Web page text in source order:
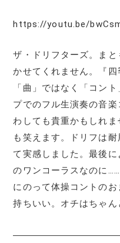
https://youtu.be/
ザ・ドリフターズ。ま
かせてくれません。『
「曲」ではなく「コン
プでのフル生演奏の音
わしても貴重かもしれ
も笑えます。ドリフは
て実感しました。最後
のワンコーラスなのに
にのって体操コントの
持ちいい。オチはちゃん